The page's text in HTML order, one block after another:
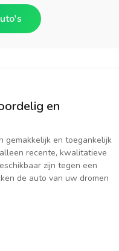
en
gemakkelijk en toegankelijk
recente, kwalitatieve
zijn tegen een
de auto van uw dromen